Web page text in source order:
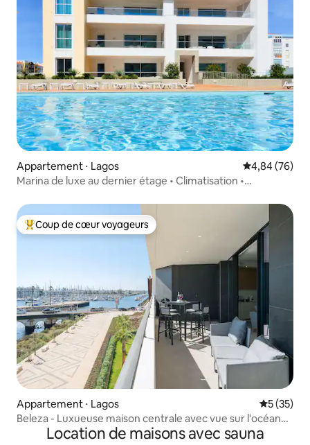
Appartement ⋅ Lagos Évaluation
4,84 (76)
Marina de luxe au dernier étage • Climatisation •
Coups de cœur voyageurs les plus appréciés
Coup de cœur voyageurs
Appartement ⋅ Lagos
5 (35)
Beleza - Luxueuse maison centrale avec vue sur l'océan
près de la plage
Location de maisons avec sauna